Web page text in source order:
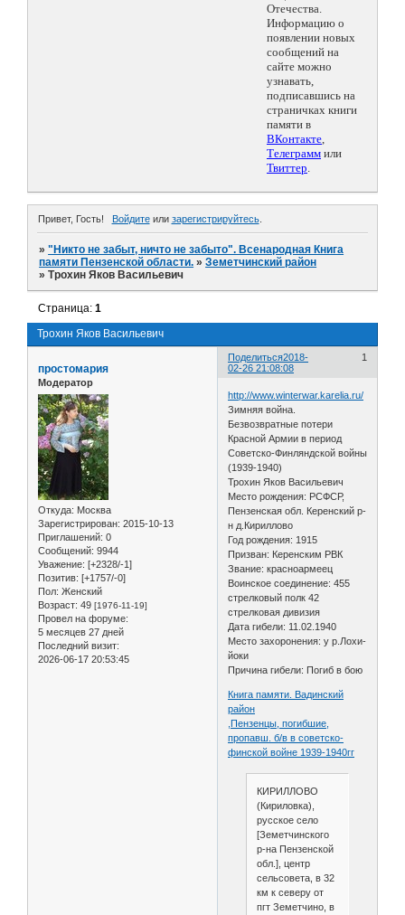
Отечества.
Информацию о
появлении новых
сообщений на
сайте можно
узнавать,
подписавшись на
страничках книги
памяти в
ВКонтакте,
Телеграмм или
Твиттер.
Привет, Гость! Войдитеили зарегистрируйтесь.
»"Никто не забыт, ничто не забыто". Всенародная Книга
памяти Пензенской области. »Земетчинский район
»Трохин Яков Васильевич
Трохин Яков Васильевич
Страница:1
Поделиться 1
2018-
02-26 21:08:08
простомария
Модератор
Откуда: Москва
Зарегистрирован: 2015-10-13
Приглашений: 0
Сообщений: 9944
Уважение: [+2328/-1]
Позитив: [+1757/-0]
Пол: Женский
Возраст: 49 [1976-11-19]
Провел на форуме:
5 месяцев 27 дней
Последний визит:
2026-06-17 20:53:45
http://www.winterwar.karelia.ru/
Зимняя война.
Безвозвратные потери
Красной Армии в период
Советско-Финляндской войны
(1939-1940)
Трохин Яков Васильевич
Место рождения: РСФСР,
Пензенская обл. Керенский р-
н д.Кириллово
Год рождения: 1915
Призван: Керенским РВК
Звание: красноармеец
Воинское соединение: 455
стрелковый полк 42
стрелковая дивизия
Дата гибели: 11.02.1940
Место захоронения: у р.Лохи-
йоки
Причина гибели: Погиб в бою
Книга памяти. Вадинский
район
,Пензенцы, погибшие,
пропавш. б/в в советско-
финской войне 1939-1940гг
КИРИЛЛОВО
(Кириловка),
русское село
[Земетчинского
р-на Пензенской
обл.], центр
сельсовета, в 32
км к северу от
пгт Земетчино, в